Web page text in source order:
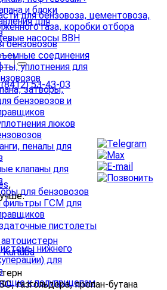
(8412) 53-43-03
и блоки
для
бензовозов
соединения
уплотнения для
затворы,
бензовозов и
люков
пеналы для
клапаны для
для бензовозов
фильтры ГСМ для
пистолеты
нижнего
для
к полуприцепам
,
газгольдера, пропан-бутана